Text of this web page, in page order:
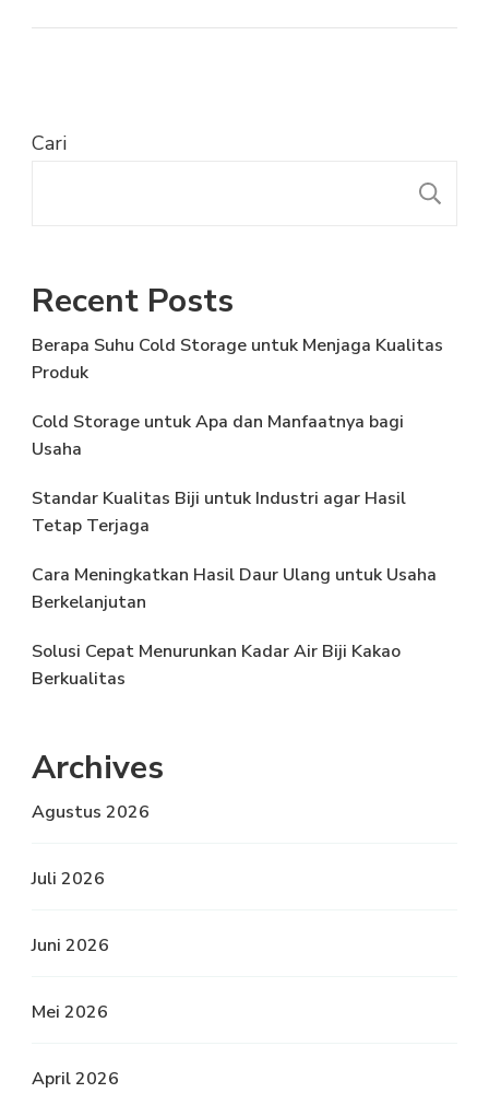
Cari
Recent Posts
Berapa Suhu Cold Storage untuk Menjaga Kualitas
Produk
Cold Storage untuk Apa dan Manfaatnya bagi
Usaha
Standar Kualitas Biji untuk Industri agar Hasil
Tetap Terjaga
Cara Meningkatkan Hasil Daur Ulang untuk Usaha
Berkelanjutan
Solusi Cepat Menurunkan Kadar Air Biji Kakao
Berkualitas
Archives
Agustus 2026
Juli 2026
Juni 2026
Mei 2026
April 2026